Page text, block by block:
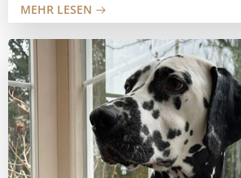
MEHR LESEN